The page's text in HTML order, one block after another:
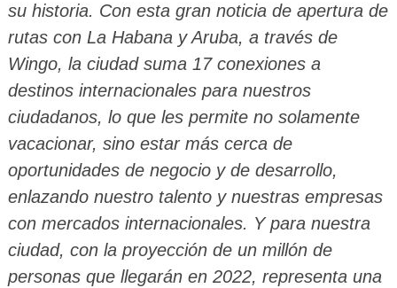
su historia. Con esta gran noticia de apertura de
rutas con La Habana y Aruba, a través de
Wingo, la ciudad suma 17 conexiones a
destinos internacionales para nuestros
ciudadanos, lo que les permite no solamente
vacacionar, sino estar más cerca de
oportunidades de negocio y de desarrollo,
enlazando nuestro talento y nuestras empresas
con mercados internacionales. Y para nuestra
ciudad, con la proyección de un millón de
personas que llegarán en 2022, representa una